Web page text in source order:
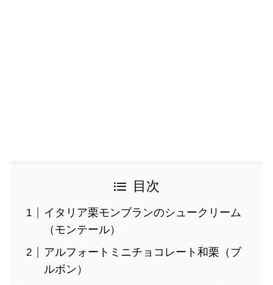
目次
イタリア栗モンブランのシュークリーム
（モンテール）
アルフォートミニチョコレート和栗（ブ
ルボン）